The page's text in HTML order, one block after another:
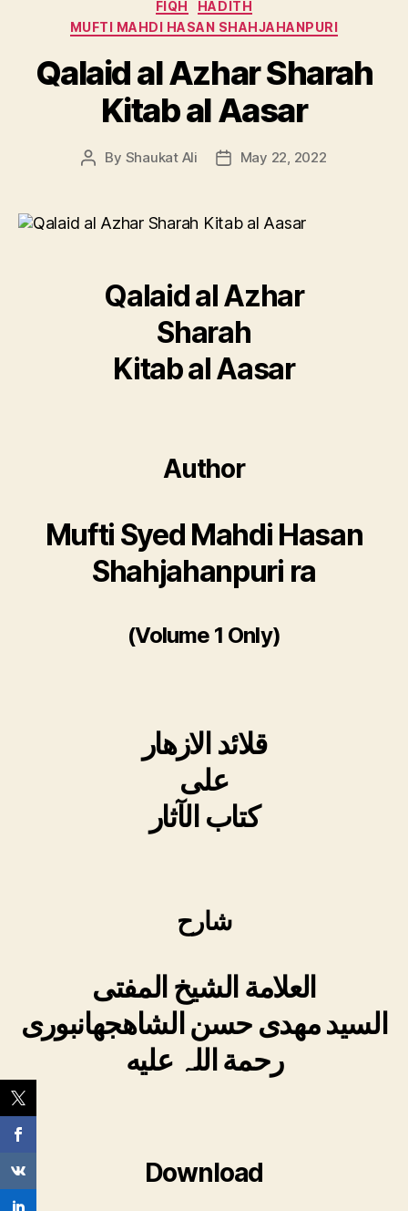
FIQH
HADITH
MUFTI MAHDI HASAN SHAHJAHANPURI
Qalaid al Azhar Sharah
Kitab al Aasar
Post
By Shaukat Ali
PostMay 22, 2022
Qalaid al Azhar
Sharah
Kitab al Aasar
Author
Mufti Syed Mahdi Hasan
Shahjahanpuri ra
(Volume 1 Only)
قلائد الازھار
علی
کتاب الآثار
شارح
العلامة الشیخ المفتی
السید مھدی حسن الشاھجھانبوری
رحمة اللہ علیه
Download